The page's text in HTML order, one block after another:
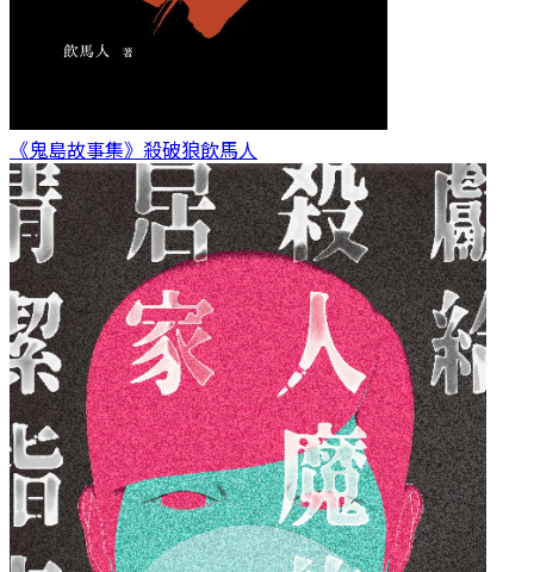
《鬼島故事集》殺破狼飲馬人